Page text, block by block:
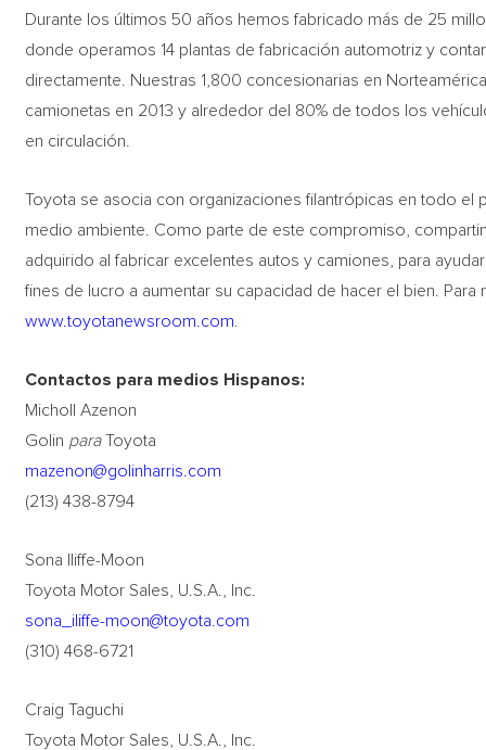
Durante los últimos 50 años hemos fabricado más de 25
donde operamos 14 plantas de fabricación automotriz y
directamente. Nuestras 1,800 concesionarias en
camionetas en 2013 y alrededor del 80% de todos los
en circulación.
Toyota se asocia con organizaciones filantrópicas en todo el
medio ambiente. Como parte de este compromiso,
adquirido al fabricar excelentes autos y camiones, para
fines de lucro a aumentar su capacidad de hacer el bien.
www.toyotanewsroom.com
Contactos para medios Hispanos:
Micholl Azenon
Golin paraToyota
mazenon@golinharris.com
(213) 438-8794
Sona Iliffe-Moon
Toyota Motor Sales, U.S.A., Inc.
sona_iliffe-moon@toyota.com
(310) 468-6721
Craig Taguchi
Toyota Motor Sales, U.S.A., Inc.